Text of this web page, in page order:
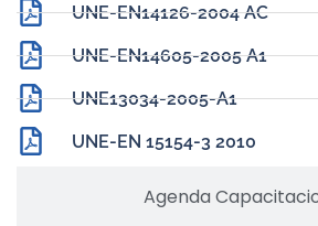
Agenda
UNE-EN14126-2004 AC
UNE-EN14605-2005 A1
UNE13034-2005-A1
UNE-EN 15154-3 2010